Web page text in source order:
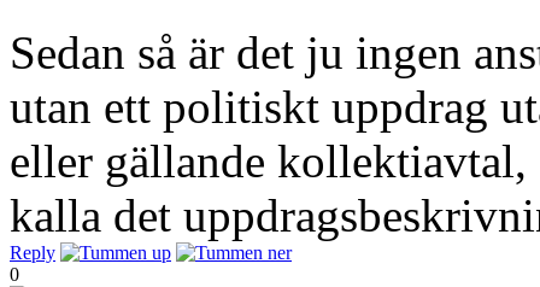
Sedan så är det ju ingen
utan ett politiskt uppdrag
eller gällande kollektiavtal,
kalla det
Reply
0